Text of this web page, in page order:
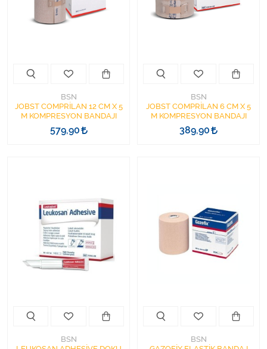
BSN
JOBST COMPRİLAN 12 CM X 5
M KOMPRESYON BANDAJI
579,90
BSN
JOBST COMPRİLAN 6 CM X 5
M KOMPRESYON BANDAJI
389,90
BSN
BSN